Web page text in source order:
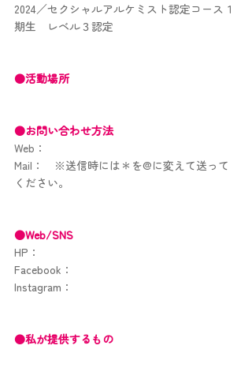
2024／セクシャルアルケミスト認定コース１
期生　レベル３認定
●活動場所
●お問い合わせ方法
Web ：
Mail ：
※送信時には＊を@に変えて送って
ください。
●Web/SNS
HP：
Facebook：
Instagram：
●私が提供するもの